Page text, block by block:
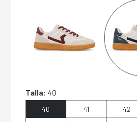
Talla: 40
40 41 42